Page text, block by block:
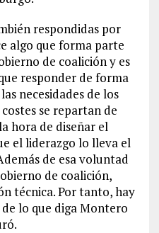
respondidas por
algo que forma parte
de coalición y es
responder de forma
necesidades de los
se repartan de
hora de diseñar el
el liderazgo lo lleva el
de esa voluntad
de coalición,
técnica. Por tanto, hay
lo que diga Montero